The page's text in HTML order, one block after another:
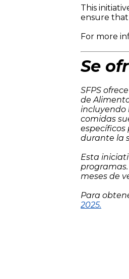
This
ensure
For more
Se
SFPS
de
incluyendo
comidas
específicos
durante la
Esta
meses de
Para
2025.